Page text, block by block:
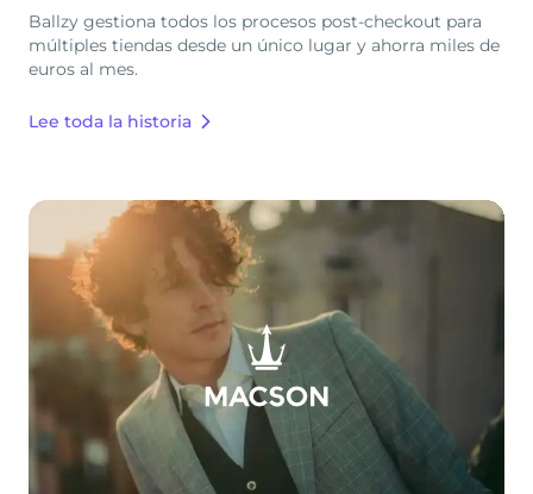
Ballzy gestiona todos los procesos post-checkout para
múltiples tiendas desde un único lugar y ahorra miles de
euros al mes.
Lee toda la historia